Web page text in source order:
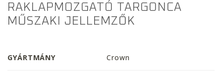
RAKLAPMOZGATÓ TARGONCA
MŰSZAKI JELLEMZŐK
GYÁRTMÁNY Crown